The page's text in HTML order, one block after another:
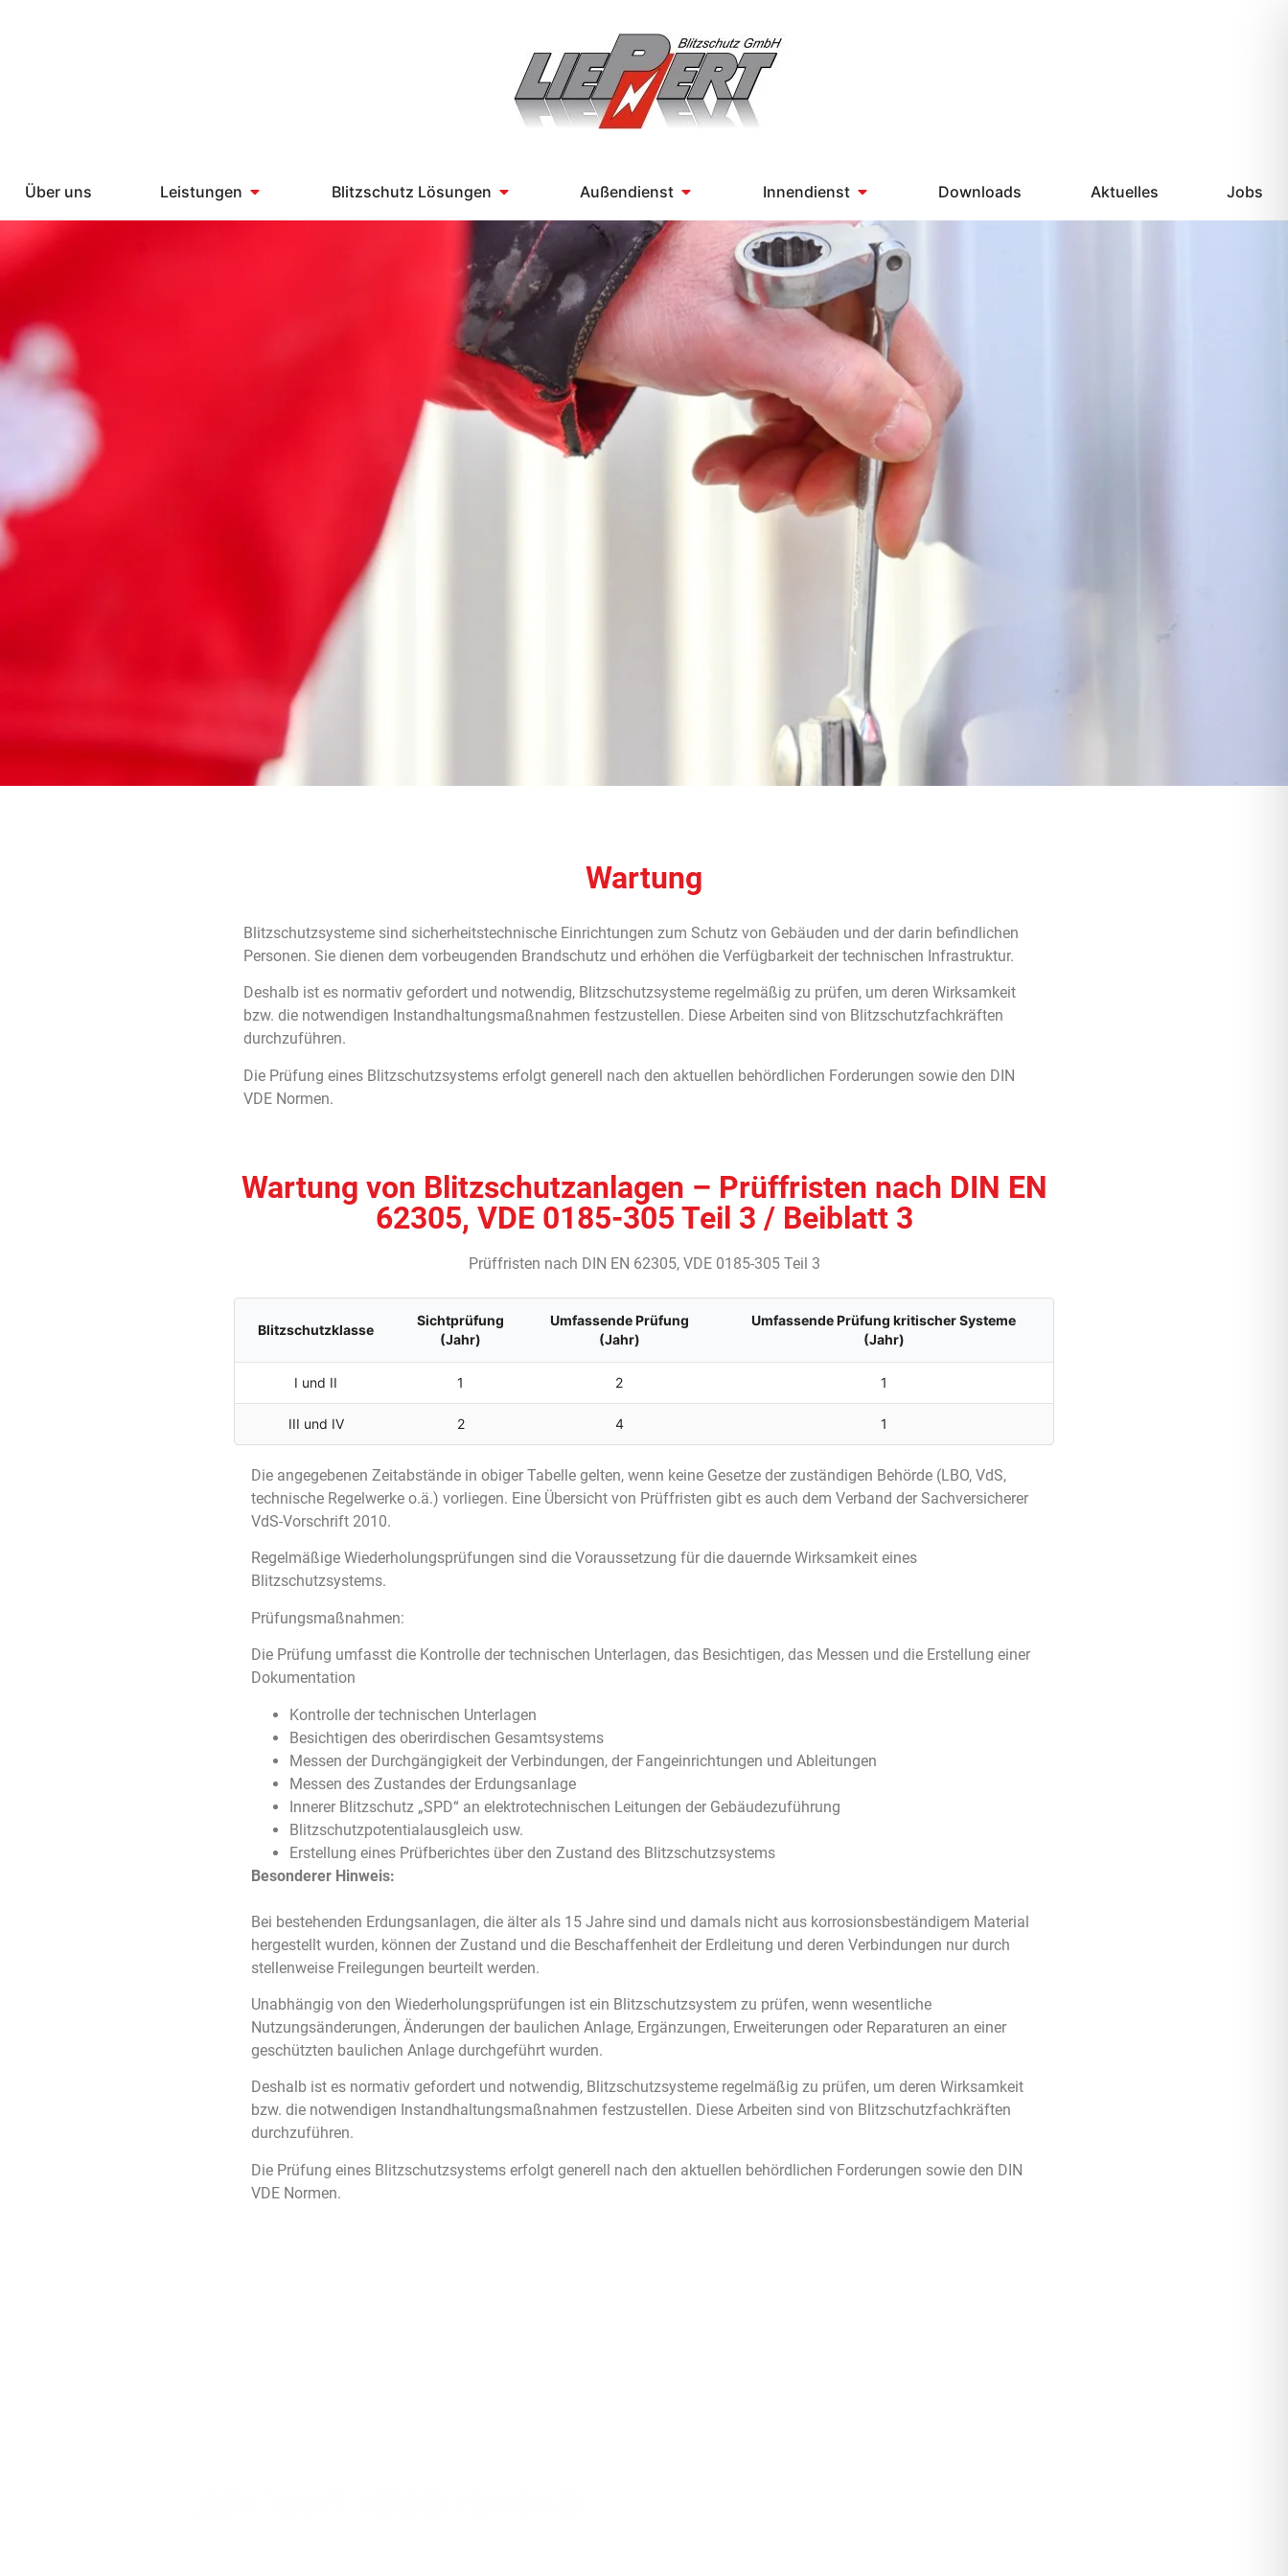
Über uns Leistungen Blitzschutz Lösungen Außendienst Innendienst Downloads Aktuelles Jobs
Wartung
Blitzschutzsysteme sind sicherheitstechnische Einrichtungen zum Schutz von Gebäuden und der darin befindlichen
Personen. Sie dienen dem vorbeugenden Brandschutz und erhöhen die Verfügbarkeit der technischen Infrastruktur.
Deshalb ist es normativ gefordert und notwendig, Blitzschutzsysteme regelmäßig zu prüfen, um deren Wirksamkeit
bzw. die notwendigen Instandhaltungsmaßnahmen festzustellen. Diese Arbeiten sind von Blitzschutzfachkräften
durchzuführen.
Die Prüfung eines Blitzschutzsystems erfolgt generell nach den aktuellen behördlichen Forderungen sowie den DIN
VDE Normen.
Wartung von Blitzschutzanlagen – Prüffristen nach DIN EN
62305, VDE 0185-305 Teil 3 / Beiblatt 3
Prüffristen nach DIN EN 62305, VDE 0185-305 Teil 3
Blitzschutzklasse
Sichtprüfung
(Jahr)
Umfassende Prüfung
(Jahr)
Umfassende Prüfung kritischer Systeme
(Jahr)
I und II 1 2 1
III und IV 2 4 1
Die angegebenen Zeitabstände in obiger Tabelle gelten, wenn keine Gesetze der zuständigen Behörde (LBO, VdS,
technische Regelwerke o.ä.) vorliegen. Eine Übersicht von Prüffristen gibt es auch dem Verband der Sachversicherer
VdS-Vorschrift 2010.
Regelmäßige Wiederholungsprüfungen sind die Voraussetzung für die dauernde Wirksamkeit eines
Blitzschutzsystems.
Prüfungsmaßnahmen:
Die Prüfung umfasst die Kontrolle der technischen Unterlagen, das Besichtigen, das Messen und die Erstellung einer
Dokumentation
Kontrolle der technischen Unterlagen
Besichtigen des oberirdischen Gesamtsystems
Messen der Durchgängigkeit der Verbindungen, der Fangeinrichtungen und Ableitungen
Messen des Zustandes der Erdungsanlage
Innerer Blitzschutz „SPD“ an elektrotechnischen Leitungen der Gebäudezuführung
Blitzschutzpotentialausgleich usw.
Erstellung eines Prüfberichtes über den Zustand des Blitzschutzsystems
Besonderer Hinweis:
Bei bestehenden Erdungsanlagen, die älter als 15 Jahre sind und damals nicht aus korrosionsbeständigem Material
hergestellt wurden, können der Zustand und die Beschaffenheit der Erdleitung und deren Verbindungen nur durch
stellenweise Freilegungen beurteilt werden.
Unabhängig von den Wiederholungsprüfungen ist ein Blitzschutzsystem zu prüfen, wenn wesentliche
Nutzungsänderungen, Änderungen der baulichen Anlage, Ergänzungen, Erweiterungen oder Reparaturen an einer
geschützten baulichen Anlage durchgeführt wurden.
Deshalb ist es normativ gefordert und notwendig, Blitzschutzsysteme regelmäßig zu prüfen, um deren Wirksamkeit
bzw. die notwendigen Instandhaltungsmaßnahmen festzustellen. Diese Arbeiten sind von Blitzschutzfachkräften
durchzuführen.
Die Prüfung eines Blitzschutzsystems erfolgt generell nach den aktuellen behördlichen Forderungen sowie den DIN
VDE Normen.